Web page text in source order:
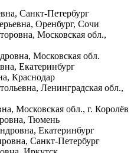
Санкт-Петербург
Оренбург, Сочи
Московская обл.,
Московская обл.
Екатеринбург
Краснодар
Ленинградская обл.,
Московская обл., г. Королёв
Тюмень
Екатеринбург
Санкт-Петербург